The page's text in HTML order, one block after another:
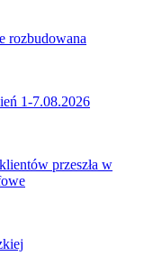
rozbudowana
1-7.08.2026
przeszła w